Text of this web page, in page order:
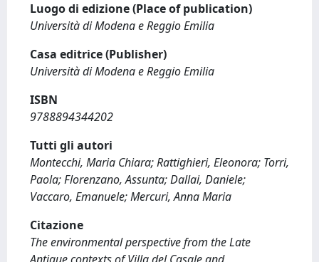
Luogo di edizione (Place of publication)
Università di Modena e Reggio Emilia
Casa editrice (Publisher)
Università di Modena e Reggio Emilia
ISBN
9788894344202
Tutti gli autori
Montecchi, Maria Chiara; Rattighieri, Eleonora; Torri,
Paola; Florenzano, Assunta; Dallai, Daniele;
Vaccaro, Emanuele; Mercuri, Anna Maria
Citazione
The environmental perspective from the Late